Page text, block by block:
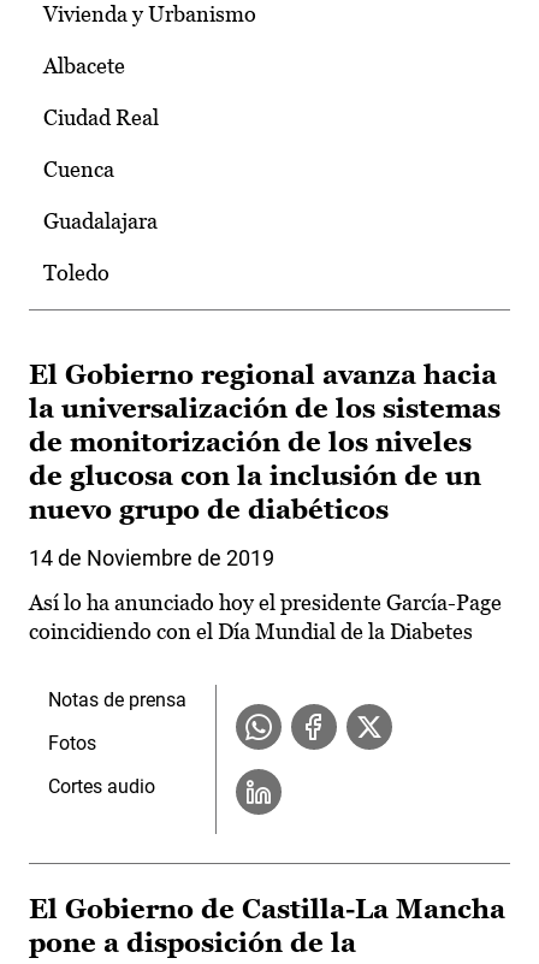
Vivienda y Urbanismo
Albacete
Ciudad Real
Cuenca
Guadalajara
Toledo
El Gobierno regional avanza hacia
la universalización de los sistemas
de monitorización de los niveles
de glucosa con la inclusión de un
nuevo grupo de diabéticos
14 de Noviembre de 2019
Así lo ha anunciado hoy el presidente García-Page
coincidiendo con el Día Mundial de la Diabetes
Notas de prensa
Fotos
Cortes audio
El Gobierno de Castilla-La Mancha
pone a disposición de la